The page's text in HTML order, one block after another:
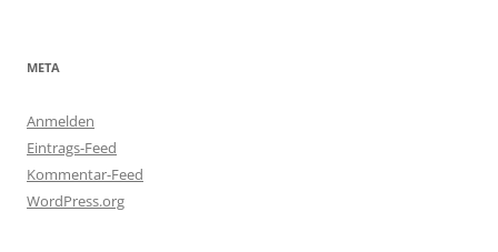
META
Anmelden
Eintrags-Feed
Kommentar-Feed
WordPress.org